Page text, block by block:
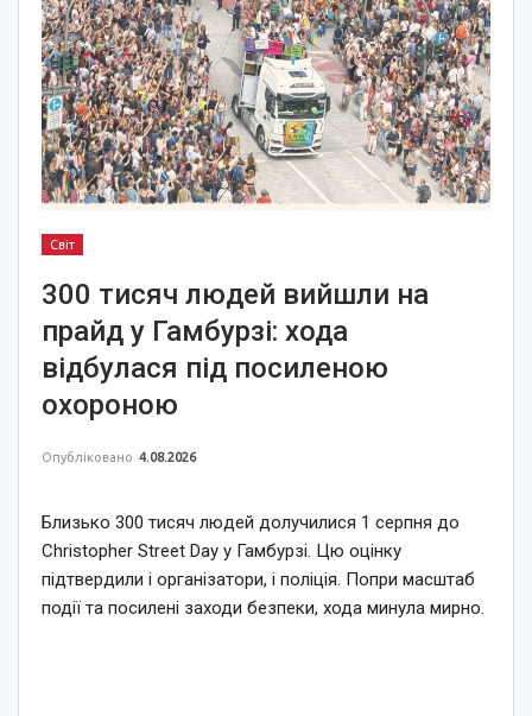
Світ
300 тисяч людей вийшли на
прайд у Гамбурзі: хода
відбулася під посиленою
охороною
Опубліковано 4.08.2026
Близько 300 тисяч людей долучилися 1 серпня до
Christopher Street Day у Гамбурзі. Цю оцінку
підтвердили і організатори, і поліція. Попри масштаб
події та посилені заходи безпеки, хода минула мирно.